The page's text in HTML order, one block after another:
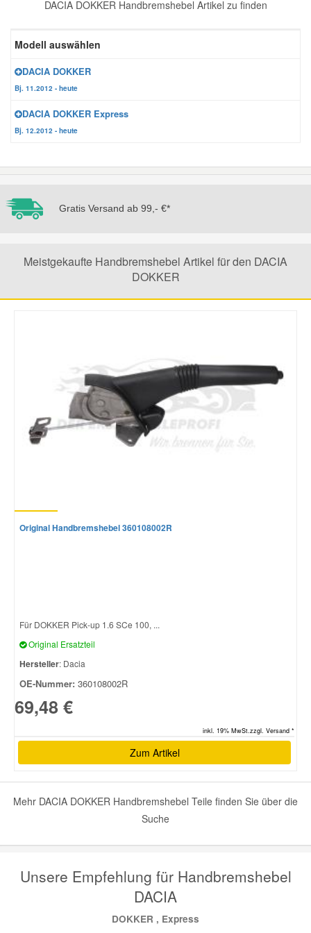
DACIA DOKKER Handbremshebel Artikel zu finden
Modell auswählen
DACIA DOKKER
Bj. 11.2012 - heute
DACIA DOKKER Express
Bj. 12.2012 - heute
Gratis Versand ab 99,- €*
Meistgekaufte Handbremshebel Artikel für den DACIA
DOKKER
Original Handbremshebel 360108002R
Für DOKKER Pick-up 1.6 SCe 100, ...
Original Ersatzteil
Hersteller: Dacia
OE-Nummer: 360108002R
69,48 €
inkl. 19% MwSt.zzgl. Versand *
Zum Artikel
Mehr DACIA DOKKER Handbremshebel Teile finden Sie über die
Suche
Unsere Empfehlung für Handbremshebel
DACIA
DOKKER , Express
Zündanlage und Glühanlage
Jeep Ersatzteile
Kia Ersatzteile
Lancia Ersatzteile
Mercedes Ersatzteile
Mini Ersatzteile
Smart Ersatzteile
Suzuki Ersatzteile